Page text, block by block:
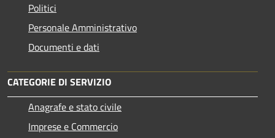
Politici
Personale Amministrativo
Documenti e dati
CATEGORIE DI SERVIZIO
Anagrafe e stato civile
Imprese e Commercio